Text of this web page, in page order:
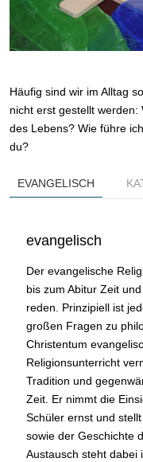
Häufig sind wir im Alltag
nicht erst gestellt werden:
des Lebens? Wie führe
du?
EVANGELISCH
evangelisch
Der evangelische
bis zum Abitur Zeit
reden. Prinzipiell ist
großen Fragen zu
Christentum
Religionsunterricht
Tradition und
Zeit. Er nimmt die
Schüler ernst und
sowie der Geschichte
Austausch steht dabei